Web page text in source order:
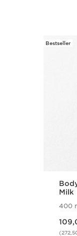
Bestseller
Milk
400